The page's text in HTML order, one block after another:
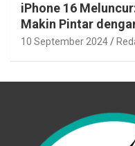
iPhone 16
Makin Pintar
10 September 2024